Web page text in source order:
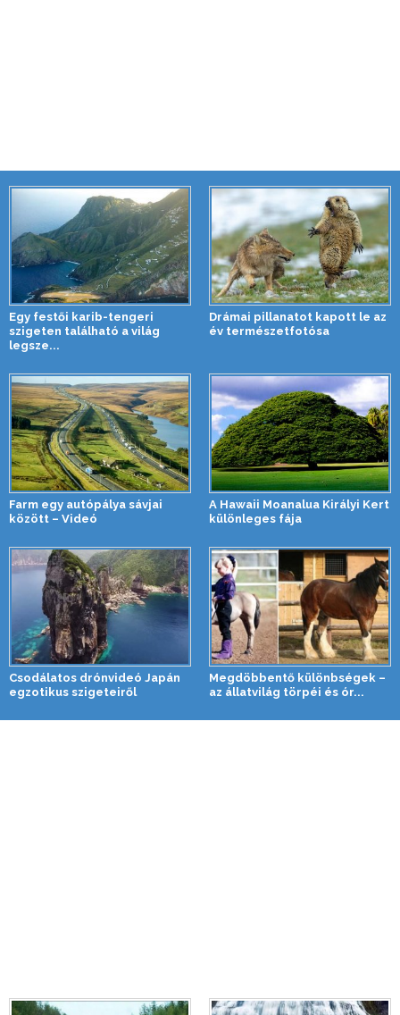
Egy festői karib-tengeri
szigeten található a világ
legsze...
Drámai pillanatot kapott le az
év természetfotósa
Farm egy autópálya sávjai
között – Videó
A Hawaii Moanalua Királyi Kert
különleges fája
Csodálatos drónvideó Japán
egzotikus szigeteiről
Megdöbbentő különbségek –
az állatvilág törpéi és ór...